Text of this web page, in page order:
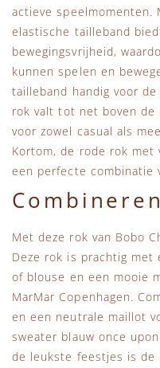
actieve speelmomenten.
elastische tailleband
bewegingsvrijheid,
kunnen spelen en
tailleband handig voor
rok valt tot net boven de
voor zowel casual als
Kortom, de rode rok met
een perfecte combinatie
Combineren
Met deze rok van Bobo
Deze rok is prachtig met
of blouse en een mooie
MarMar Copenhagen.
en een neutrale maillot
sweater blauw once
de leukste feestjes is de